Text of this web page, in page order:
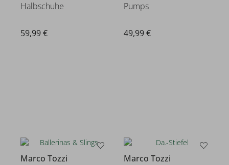
Halbschuhe
59,99 €
Pumps
49,99 €
Marco Tozzi
Marco Tozzi